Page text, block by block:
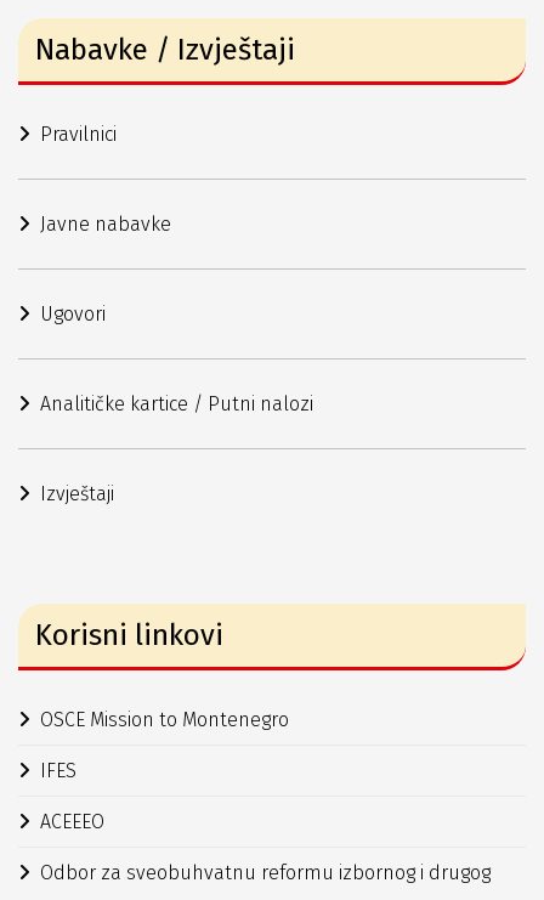
Nabavke / Izvještaji
Pravilnici
Javne nabavke
Ugovori
Analitičke kartice / Putni nalozi
Izvještaji
Korisni linkovi
OSCE Mission to Montenegro
IFES
ACEEEO
Odbor za sveobuhvatnu reformu izbornog i drugog